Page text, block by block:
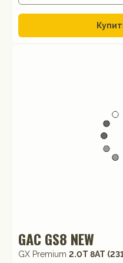
GAC GS8 NEW
GX Premium 2.0T 8AT